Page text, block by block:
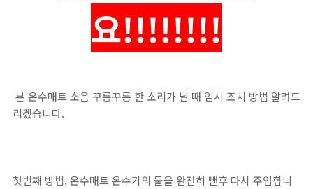
요!!!!!!!!
본 온수매트 소음 꾸릉꾸릉 한 소리가 날 때 임시 조치 방법 알려드
리겠습니다.
첫번째 방법, 온수매트 온수기의 물을 완전히 뺀후 다시 주입합니